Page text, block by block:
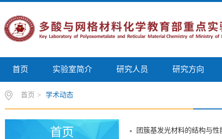
首页 实验室简介 研究人员 研究方向
首页 > 学术动态
首页 团簇基发光材料的结构与性